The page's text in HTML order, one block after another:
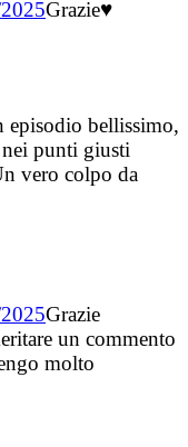
Grazie♥️
episodio bellissimo,
nei punti giusti
vero colpo da
Grazie
un commento
molto